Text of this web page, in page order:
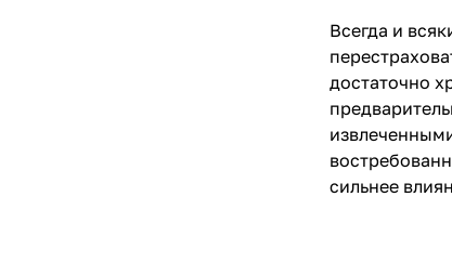
Всегда и
достаточно
сильнее